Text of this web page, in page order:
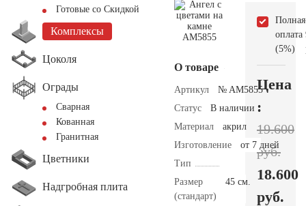
Готовые со Скидкой
Комплексы
Цоколя
Ограды
Сварная
Кованная
Гранитная
Цветники
Надгробная плита
О товаре
Артикул
№ AM5855
Статус
В наличии
Материал
акрил
Изготовление
от 7 дней
Тип
Размер
(стандарт)
45 см.
Полная
оплата
(5%)
Цена
:
19.600
руб.
18.600
руб.